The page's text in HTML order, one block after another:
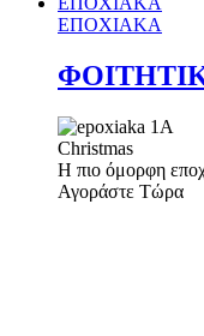
ΕΠΟΧΙΑΚΑ
Christmas
Η πιο όμορφη
Αγοράστε Τώρα